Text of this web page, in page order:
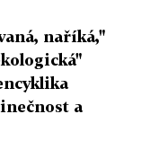
naříká,"
a